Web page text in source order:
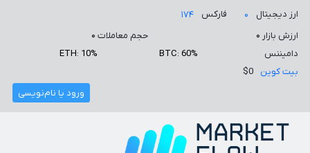
ارز دیجیتال ۰ فارکس
۱۷۴
ارزش بازار ۰ حجم معاملات ۰
دامیننس
BTC: 60%
ETH: 10%
بیت کوین
$0
ورود یا نام‌نویسی